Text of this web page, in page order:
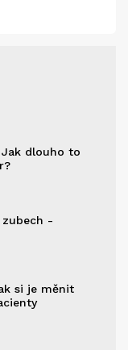
dlouho to
-
si je měnit